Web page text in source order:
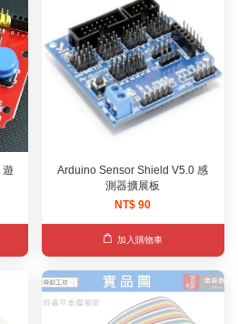
遊
Arduino Sensor Shield V5.0 感
測器擴展板
NT$ 90
加入購物車